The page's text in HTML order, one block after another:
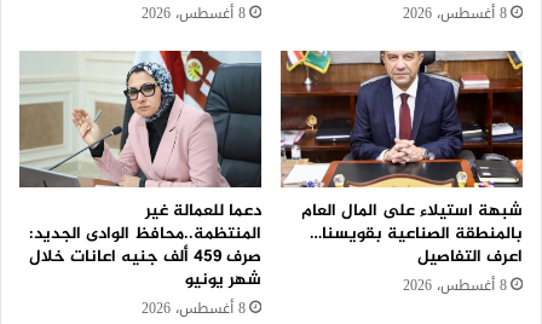
8 أغسطس، 2026 8 أغسطس، 2026
شبهة استيلاء على المال العام
بالمنطقة الصناعية بقويسنا…
اعرف التفاصيل
8 أغسطس، 2026
دعما للعمالة غير
المنتظمة..محافظ الوادى الجديد:
صرف 459 ألف جنيه اعانات خلال
شهر يونيو
8 أغسطس، 2026